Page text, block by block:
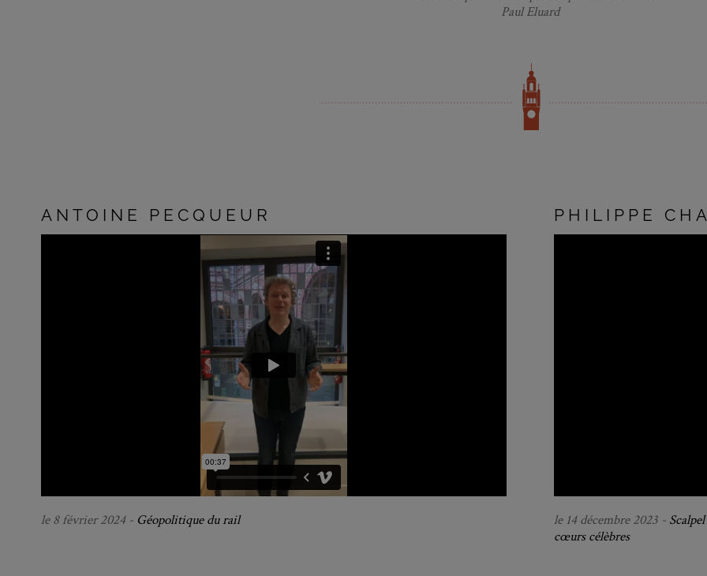
Paul Eluard
ANTOINE PECQUEUR
le 8 février 2024 - Géopolitique du rail
PHILIPPE
le 14 décembre 2023 -
cœurs célèbres